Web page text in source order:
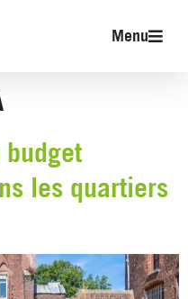
Menu
budget
les quartiers